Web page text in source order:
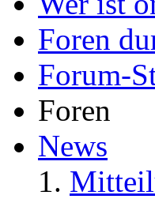
Foren
Forum-
Foren
News